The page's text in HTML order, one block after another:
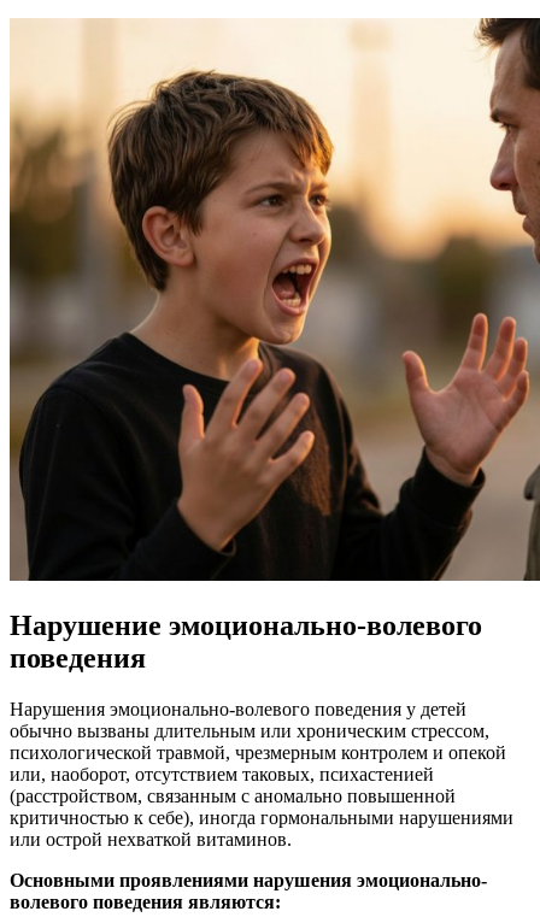
Нарушение эмоционально-волевого
поведения
Нарушения эмоционально-волевого поведения у детей
обычно вызваны длительным или хроническим стрессом,
психологической травмой, чрезмерным контролем и опекой
или, наоборот, отсутствием таковых, психастенией
(расстройством, связанным с аномально повышенной
критичностью к себе), иногда гормональными нарушениями
или острой нехваткой витаминов.
Основными проявлениями нарушения эмоционально-
волевого поведения являются: